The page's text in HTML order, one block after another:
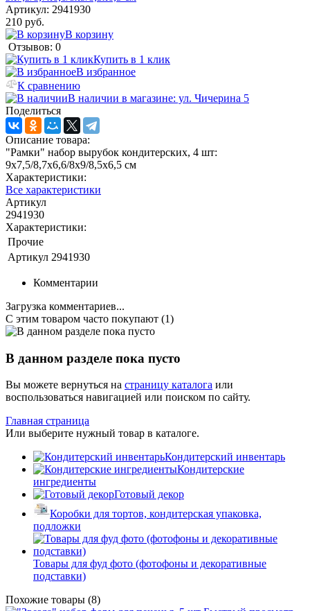
Артикул: 2941930
210 руб.
В корзину
Отзывов: 0
Купить в 1 клик
В избранное
К сравнению
В наличии в магазине: ул. Чичерина 5
Поделиться
Описание товара:
"Рамки" набор вырубок кондитерских, 4 шт:
9х7,5/8,7х6,6/8х9/8,5х6,5 см
Характеристики:
Все характеристики
Артикул
2941930
Характеристики:
Прочие
Артикул 2941930
Комментарии
Загрузка комментариев...
С этим товаром часто покупают (1)
В данном разделе пока пусто
Вы можете вернуться на страницу каталога или
воспользоваться навигацией или поиском по сайту.
Главная страница
Или выберите нужный товар в каталоге.
Кондитерский инвентарь
Кондитерские
ингредиенты
Готовый декор
Коробки для тортов, кондитерская упаковка,
подложки
Товары для фуд фото (фотофоны и декоративные
подставки)
Похожие товары (8)